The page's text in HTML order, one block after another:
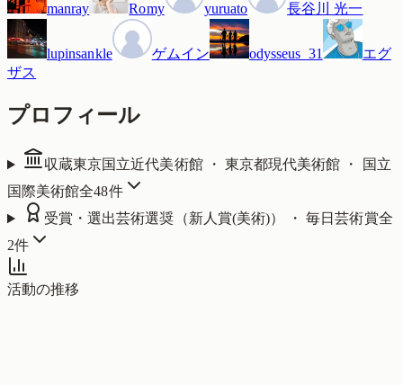
manray Romy yuruato 長谷川 光一
lupinsankle ゲムイン odysseus_31
エグ
ザス
プロフィール
収蔵東京国立近代美術館 ・ 東京都現代美術館 ・ 国立
国際美術館全48件
受賞・選出芸術選奨（新人賞(美術)） ・ 毎日芸術賞全
2件
活動の推移